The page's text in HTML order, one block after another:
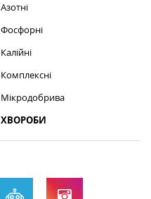
Азотні
Фосфорні
Калійні
Комплексні
Мікродобрива
ХВОРОБИ